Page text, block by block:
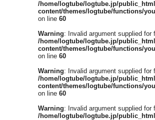
/home/logtube/logtube.jp/
content/themes/logtube/functions/
on line 60
Warning: Invalid argument supplied for
/home/logtube/logtube.jp/
content/themes/logtube/functions/
on line 60
Warning: Invalid argument supplied for
/home/logtube/logtube.jp/
content/themes/logtube/functions/
on line 60
Warning: Invalid argument supplied for
/home/logtube/logtube.jp/